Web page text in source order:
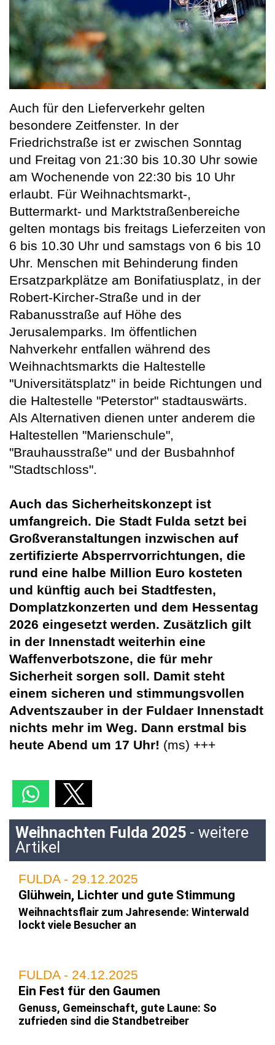
Auch für den Lieferverkehr gelten
besondere Zeitfenster. In der
Friedrichstraße ist er zwischen Sonntag
und Freitag von 21:30 bis 10.30 Uhr sowie
am Wochenende von 22:30 bis 10 Uhr
erlaubt. Für Weihnachtsmarkt-,
Buttermarkt- und Marktstraßenbereiche
gelten montags bis freitags Lieferzeiten von
6 bis 10.30 Uhr und samstags von 6 bis 10
Uhr. Menschen mit Behinderung finden
Ersatzparkplätze am Bonifatiusplatz, in der
Robert-Kircher-Straße und in der
Rabanusstraße auf Höhe des
Jerusalemparks. Im öffentlichen
Nahverkehr entfallen während des
Weihnachtsmarkts die Haltestelle
"Universitätsplatz" in beide Richtungen und
die Haltestelle "Peterstor" stadtauswärts.
Als Alternativen dienen unter anderem die
Haltestellen "Marienschule",
"Brauhausstraße" und der Busbahnhof
"Stadtschloss".
Auch das Sicherheitskonzept ist
umfangreich. Die Stadt Fulda setzt bei
Großveranstaltungen inzwischen auf
zertifizierte Absperrvorrichtungen, die
rund eine halbe Million Euro kosteten
und künftig auch bei Stadtfesten,
Domplatzkonzerten und dem Hessentag
2026 eingesetzt werden. Zusätzlich gilt
in der Innenstadt weiterhin eine
Waffenverbotszone, die für mehr
Sicherheit sorgen soll. Damit steht
einem sicheren und stimmungsvollen
Adventszauber in der Fuldaer Innenstadt
nichts mehr im Weg. Dann erstmal bis
heute Abend um 17 Uhr! (ms) +++
Weihnachten Fulda 2025 - weitere
Artikel
FULDA - 29.12.2025
Glühwein, Lichter und gute Stimmung
Weihnachtsflair zum Jahresende: Winterwald
lockt viele Besucher an
FULDA - 24.12.2025
Ein Fest für den Gaumen
Genuss, Gemeinschaft, gute Laune: So
zufrieden sind die Standbetreiber